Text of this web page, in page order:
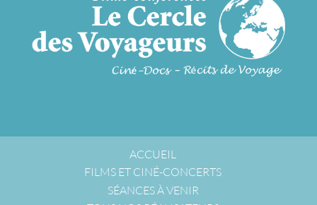
ACCUEIL
FILMS ET CINÉ-CONCERTS
SÉANCES À VENIR